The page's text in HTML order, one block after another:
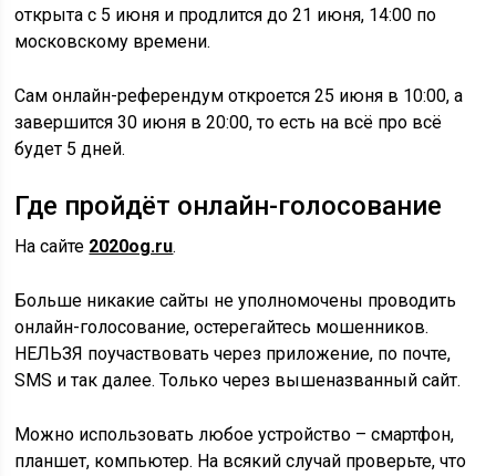
открыта с 5 июня и продлится до 21 июня, 14:00 по
московскому времени.
Сам онлайн-референдум откроется 25 июня в 10:00, а
завершится 30 июня в 20:00, то есть на всё про всё
будет 5 дней.
Где пройдёт онлайн-голосование
На сайте 2020og.ru.
Больше никакие сайты не уполномочены проводить
онлайн-голосование, остерегайтесь мошенников.
НЕЛЬЗЯ поучаствовать через приложение, по почте,
SMS и так далее. Только через вышеназванный сайт.
Можно использовать любое устройство – смартфон,
планшет, компьютер. На всякий случай проверьте, что